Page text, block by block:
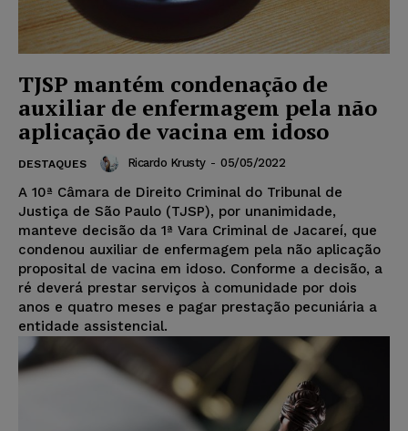
TJSP mantém condenação de
auxiliar de enfermagem pela não
aplicação de vacina em idoso
DESTAQUES Ricardo Krusty - 05/05/2022
A 10ª Câmara de Direito Criminal do Tribunal de
Justiça de São Paulo (TJSP), por unanimidade,
manteve decisão da 1ª Vara Criminal de Jacareí, que
condenou auxiliar de enfermagem pela não aplicação
proposital de vacina em idoso. Conforme a decisão, a
ré deverá prestar serviços à comunidade por dois
anos e quatro meses e pagar prestação pecuniária a
entidade assistencial.